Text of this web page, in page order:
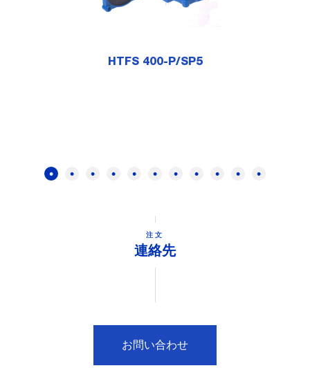
HTFS 400-P/SP5
注文
連絡先
お問い合わせ